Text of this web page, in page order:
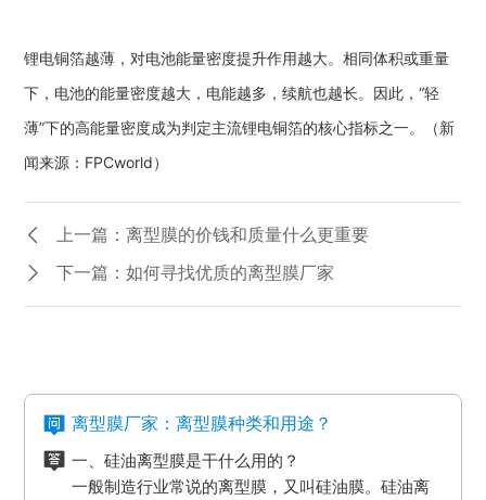
锂电铜箔越薄，对电池能量密度提升作用越大。相同体积或重量
下，电池的能量密度越大，电能越多，续航也越长。因此，“轻
薄”下的高能量密度成为判定主流锂电铜箔的核心指标之一。（新
闻来源：FPCworld）
上一篇：离型膜的价钱和质量什么更重要
下一篇：如何寻找优质的离型膜厂家
离型膜厂家：离型膜种类和用途？
一、硅油离型膜是干什么用的？
一般制造行业常说的离型膜，又叫硅油膜。硅油离